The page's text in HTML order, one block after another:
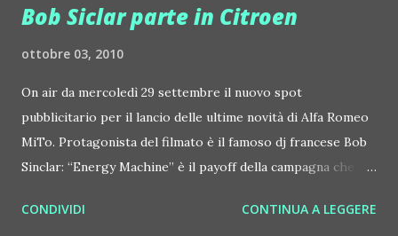
recently picked up by EMI / Positiva for re-release. Riva
things up, twisting those knobs to create an inimitable
sound that has thrust him to the forefront of the house
music scene, picking up an eclectic fan base along the way –
from Annie Mac to Pete Tong, Tiesto to Riccardo
Sven Vath. Partial to a bit of brass ‘parp’ and ‘oo...
Bob Siclar parte in Citroen
ottobre 03, 2010
On air da mercoledì 29 settembre il nuovo spot
pubblicitario per il lancio delle ultime novità di Alfa Romeo
MiTo. Protagonista del filmato è il famoso dj francese Bob
Sinclar: “Energy Machine” è il payoff della campagna che
accompagnato dal claim finale che recita: “Dare vita alla
CONDIVIDI CONTINUA A LEGGERE